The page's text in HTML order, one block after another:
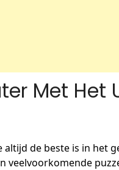
Met Het
de beste is in het
veelvoorkomende